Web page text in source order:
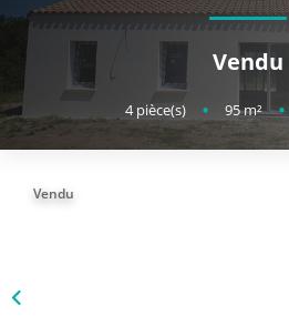
ESTIMER
BAILLEUR
Vendu
4pièce(s) • 95m² •
Vendu